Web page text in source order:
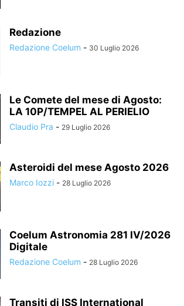
Redazione
Redazione Coelum - 30 Luglio 2026
Le Comete del mese di Agosto:
LA 10P/TEMPEL AL PERIELIO
Claudio Pra - 29 Luglio 2026
Asteroidi del mese Agosto 2026
Marco Iozzi - 28 Luglio 2026
Coelum Astronomia 281 IV/2026
Digitale
Redazione Coelum - 28 Luglio 2026
Transiti di ISS International